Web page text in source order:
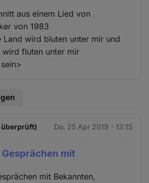
aus einem Lied von
von 1983
Land wird bluten unter mir und
wird fluten unter mir
überprüft) Do. 25 Apr 2019 - 13:15
mit
mit Bekannten,